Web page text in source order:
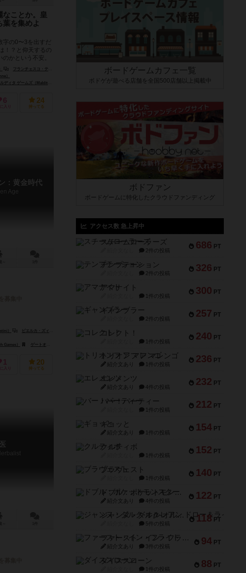
なことか。皇
葉を集めよ
字の0〜3を出すだ
！？と仰天するの
かという不安。
フランチェスコ・テストニ（Francesco Testini）
）
ディタ ゲームズ（Maldito Games）
6
入り
24
持ってる
：黄金時代
Age
）
ピエルカ・ズィツィ（Pierluca Zizzi）
Games）
ゲートオンゲームズ（GateOnGames）
1
入り
20
持ってる
ボードゲームカフェ一覧
ボドゲが遊べる店舗を全国500店舗以上掲載中
ボドファン
ボードゲームに特化したクラウドファンディング
アクセス数 急上昇中
686 PT
スチームローラーズ
2件の投稿
326 PT
テンプテーション
2件の投稿
300 PT
アマナイト
1件の投稿
257 PT
ギャンブラー
2件の投稿
240 PT
コレクト！
1件の投稿
236 PT
トリオンフ ア マレンゴ
紹介文あり 1件の投稿
232 PT
エレメンツ
紹介文あり 4件の投稿
212 PT
バー！パーティー
1件の投稿
154 PT
ギョッと
紹介文あり 1件の投稿
152 PT
クルティボ
1件の投稿
140 PT
ブラヴェスト
1件の投稿
122 PT
ドブル：ポケットモンスター
紹介文あり 4件の投稿
118 PT
ジャンヌ・ダルク-オルレアン ドロー＆ライト
5件の投稿
94 PT
ファースト・イン・フライト
紹介文あり 3件の投稿
88 PT
ダイススローン
1件の投稿